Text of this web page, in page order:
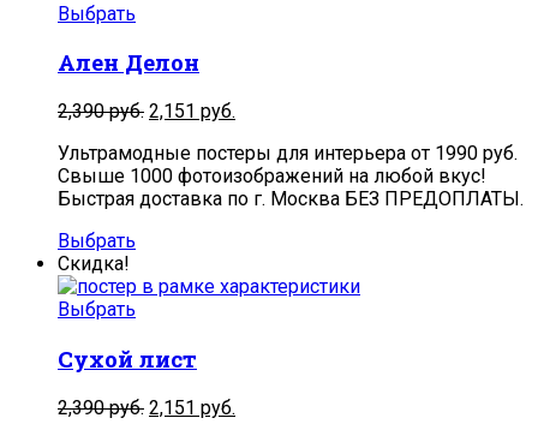
Выбрать
Ален Делон
2,390руб. 2,151 руб.
Ультрамодные постеры для интерьера от 1990 руб.
Свыше 1000 фотоизображений на любой вкус!
Быстрая доставка по г. Москва БЕЗ ПРЕДОПЛАТЫ.
Выбрать
Скидка!
Выбрать
Сухой лист
2,390руб. 2,151 руб.